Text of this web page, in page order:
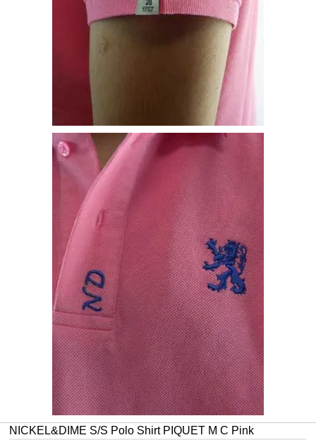
NICKEL&DIME S/S Polo Shirt PIQUET M C Pink